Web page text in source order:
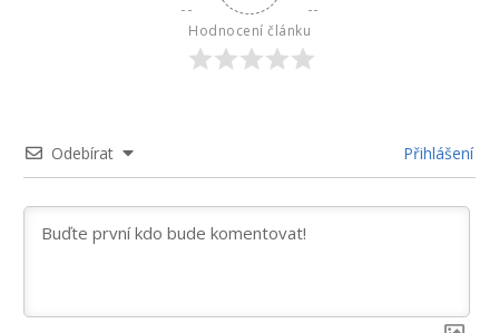
Hodnocení článku
Odebírat Přihlášení